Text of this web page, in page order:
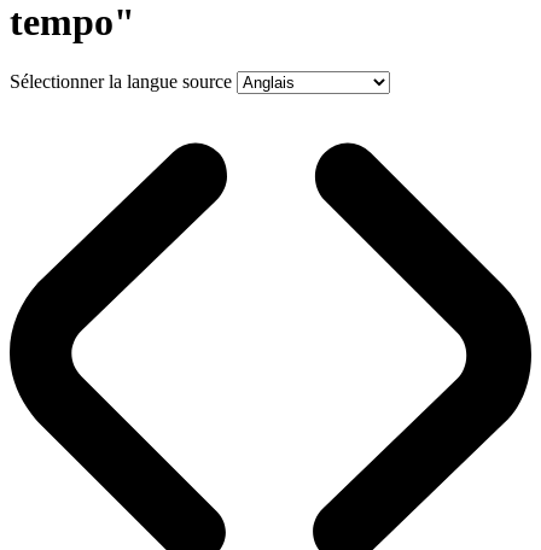
tempo"
Sélectionner la langue source